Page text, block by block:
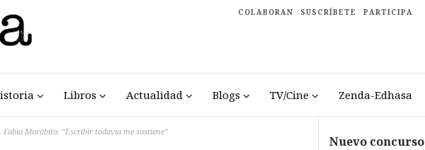
COLABORAN SUSCRÍBETE PARTICIPA
Libros Actualidad Blogs TV/Cine Zenda-Edhasa
Fabio Morábito: “Escribir todavía me sostiene”
Nuevo concurso